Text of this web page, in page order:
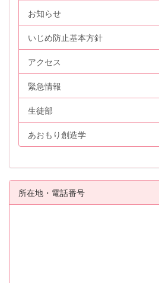
お知らせ
いじめ防止基本方針
アクセス
緊急情報
生徒部
あおもり創造学
所在地・電話番号